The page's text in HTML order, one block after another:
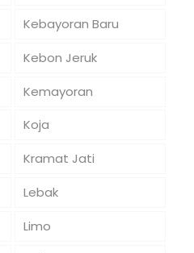
Kebayoran Baru
Kebon Jeruk
Kemayoran
Koja
Kramat Jati
Lebak
Limo